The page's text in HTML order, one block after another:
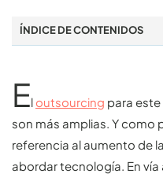
ÍNDICE DE CONTENIDOS
El outsourcing para
son más amplias. Y como
referencia al aumento de
abordar tecnología. En